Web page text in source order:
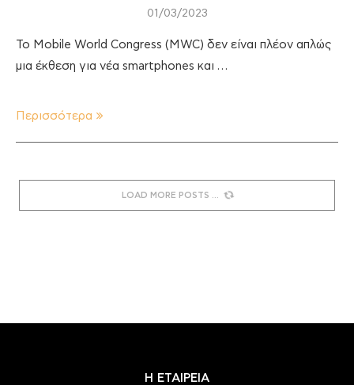
01/03/2023
Το Mobile World Congress (MWC) δεν είναι πλέον απλώς
μια έκθεση για νέα smartphones και …
Περισσότερα
LOAD MORE POSTS
Η ΕΤΑΙΡΕΙΑ